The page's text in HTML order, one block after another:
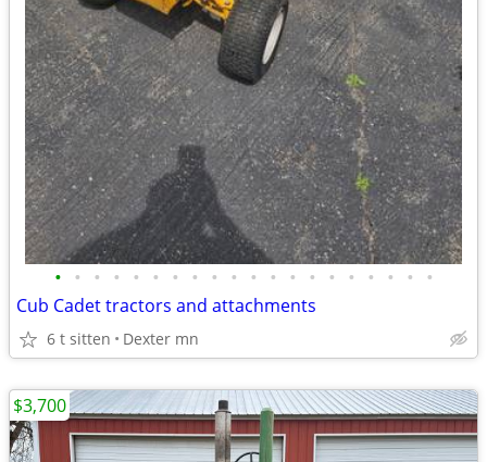
• • • • • • • • • • • • • • • • • • • •
Cub Cadet tractors and attachments
6 t sitten Dexter mn
$3,700